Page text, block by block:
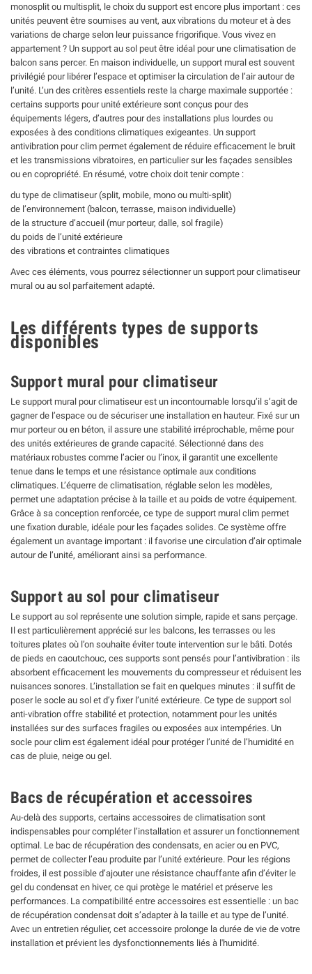
monosplit ou multisplit, le choix du support est encore plus important : ces
unités peuvent être soumises au vent, aux vibrations du moteur et à des
variations de charge selon leur puissance frigorifique. Vous vivez en
appartement ? Un support au sol peut être idéal pour une climatisation de
balcon sans percer. En maison individuelle, un support mural est souvent
privilégié pour libérer l’espace et optimiser la circulation de l’air autour de
l’unité. L’un des critères essentiels reste la charge maximale supportée :
certains supports pour unité extérieure sont conçus pour des
équipements légers, d’autres pour des installations plus lourdes ou
exposées à des conditions climatiques exigeantes. Un support
antivibration pour clim permet également de réduire efficacement le bruit
et les transmissions vibratoires, en particulier sur les façades sensibles
ou en copropriété. En résumé, votre choix doit tenir compte :
du type de climatiseur (split, mobile, mono ou multi-split)
de l’environnement (balcon, terrasse, maison individuelle)
de la structure d’accueil (mur porteur, dalle, sol fragile)
du poids de l’unité extérieure
des vibrations et contraintes climatiques
Avec ces éléments, vous pourrez sélectionner un support pour climatiseur
mural ou au sol parfaitement adapté.
Les différents types de supports
disponibles
Support mural pour climatiseur
Le support mural pour climatiseur est un incontournable lorsqu’il s’agit de
gagner de l’espace ou de sécuriser une installation en hauteur. Fixé sur un
mur porteur ou en béton, il assure une stabilité irréprochable, même pour
des unités extérieures de grande capacité. Sélectionné dans des
matériaux robustes comme l’acier ou l’inox, il garantit une excellente
tenue dans le temps et une résistance optimale aux conditions
climatiques. L’équerre de climatisation, réglable selon les modèles,
permet une adaptation précise à la taille et au poids de votre équipement.
Grâce à sa conception renforcée, ce type de support mural clim permet
une fixation durable, idéale pour les façades solides. Ce système offre
également un avantage important : il favorise une circulation d’air optimale
autour de l’unité, améliorant ainsi sa performance.
Support au sol pour climatiseur
Le support au sol représente une solution simple, rapide et sans perçage.
Il est particulièrement apprécié sur les balcons, les terrasses ou les
toitures plates où l’on souhaite éviter toute intervention sur le bâti. Dotés
de pieds en caoutchouc, ces supports sont pensés pour l’antivibration : ils
absorbent efficacement les mouvements du compresseur et réduisent les
nuisances sonores. L’installation se fait en quelques minutes : il suffit de
poser le socle au sol et d’y fixer l’unité extérieure. Ce type de support sol
anti-vibration offre stabilité et protection, notamment pour les unités
installées sur des surfaces fragiles ou exposées aux intempéries. Un
socle pour clim est également idéal pour protéger l’unité de l’humidité en
cas de pluie, neige ou gel.
Bacs de récupération et accessoires
Au-delà des supports, certains accessoires de climatisation sont
indispensables pour compléter l’installation et assurer un fonctionnement
optimal. Le bac de récupération des condensats, en acier ou en PVC,
permet de collecter l’eau produite par l’unité extérieure. Pour les régions
froides, il est possible d’ajouter une résistance chauffante afin d’éviter le
gel du condensat en hiver, ce qui protège le matériel et préserve les
performances. La compatibilité entre accessoires est essentielle : un bac
de récupération condensat doit s’adapter à la taille et au type de l’unité.
Avec un entretien régulier, cet accessoire prolonge la durée de vie de votre
installation et prévient les dysfonctionnements liés à l'humidité.